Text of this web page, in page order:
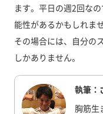
ます。平日の週2回な
能性があるかもしれませ
その場合には、自分の
しかありません。
執筆：
胸筋生